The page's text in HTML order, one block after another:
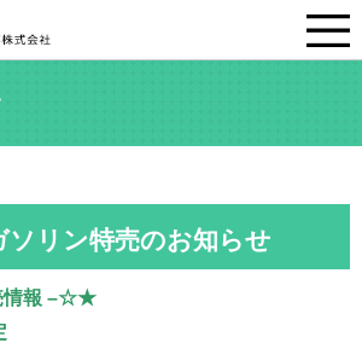
ソリン特売のお知らせ
情報 –☆★